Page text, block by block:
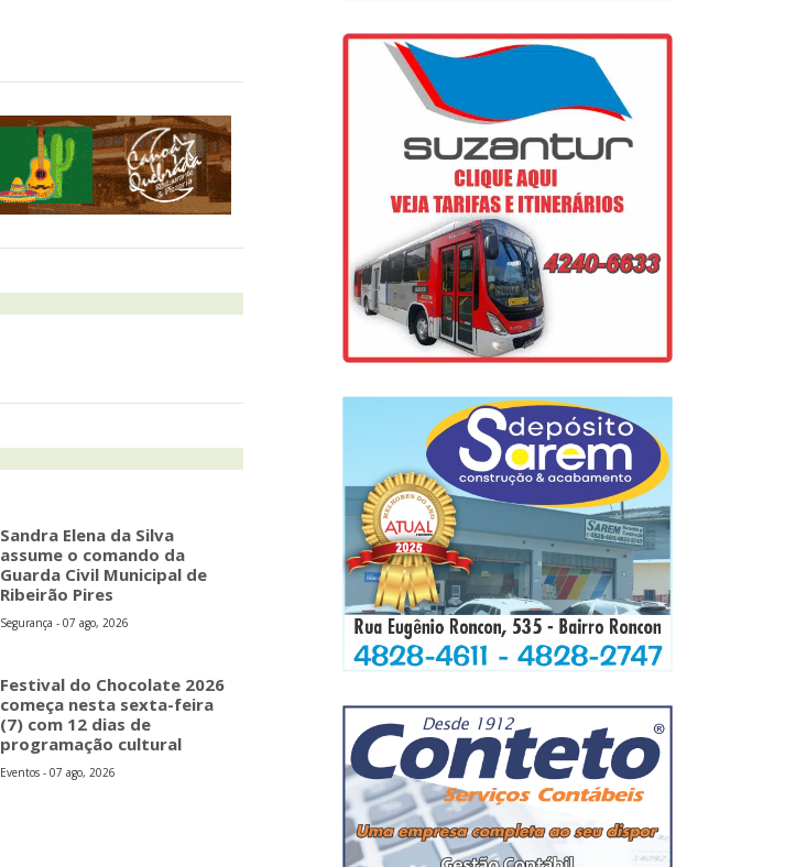
Sandra Elena da Silva
assume o comando da
Guarda Civil Municipal de
Ribeirão Pires
Segurança - 07 ago, 2026
Festival do Chocolate 2026
começa nesta sexta-feira
(7) com 12 dias de
programação cultural
Eventos - 07 ago, 2026